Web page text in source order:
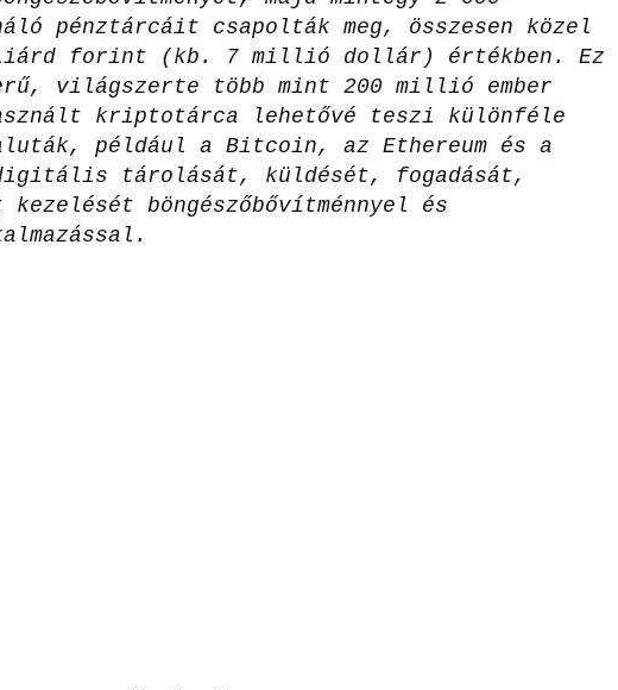
pénztárcáit csapolták meg, összesen közel
forint (kb. 7 millió dollár) értékben. Ez
világszerte több mint 200 millió ember
kriptotárca lehetővé teszi különféle
például a Bitcoin, az Ethereum és a
tárolását, küldését, fogadását,
kezelését böngészőbővítménnyel és